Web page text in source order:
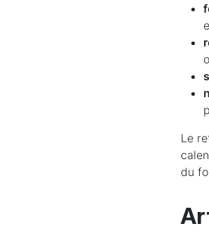
Le
du